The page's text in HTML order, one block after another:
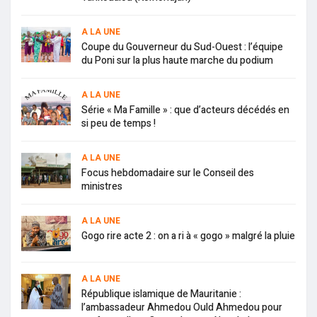
A LA UNE
Coupe du Gouverneur du Sud-Ouest : l’équipe
du Poni sur la plus haute marche du podium
A LA UNE
Série « Ma Famille » : que d’acteurs décédés en
si peu de temps !
A LA UNE
Focus hebdomadaire sur le Conseil des
ministres
A LA UNE
Gogo rire acte 2 : on a ri à « gogo » malgré la pluie
A LA UNE
République islamique de Mauritanie :
l’ambassadeur Ahmedou Ould Ahmedou pour